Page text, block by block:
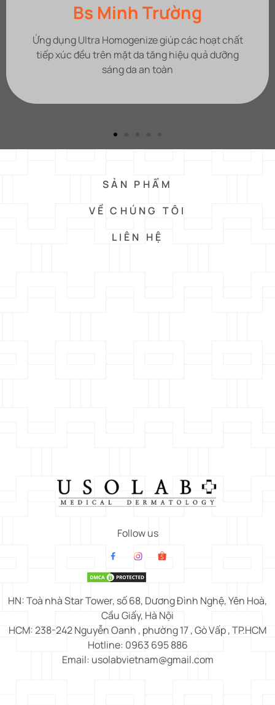
Bs Minh Trường
Ứng dụng Ultra Homogenize giúp các hoạt chất
tiếp xúc đều trên mặt da tăng hiệu quả dưỡng
sáng da an toàn
SẢN PHẨM
VỀ CHÚNG TÔI
LIÊN HỆ
Follow us
HN: Toà nhà Star Tower, số 68, Dương Đình Nghệ, Yên Hoà,
Cầu Giấy, Hà Nội
HCM: 238-242 Nguyễn Oanh , phường 17 , Gò Vấp , TP.HCM
Hotline: 0963 695 886
Email: usolabvietnam@gmail.com